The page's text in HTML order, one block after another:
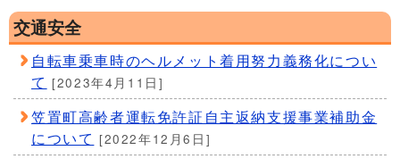
交通安全
自転車乗車時のヘルメット着用努力義務化につい
て [2023年4月11日]
笠置町高齢者運転免許証自主返納支援事業補助金
について [2022年12月6日]